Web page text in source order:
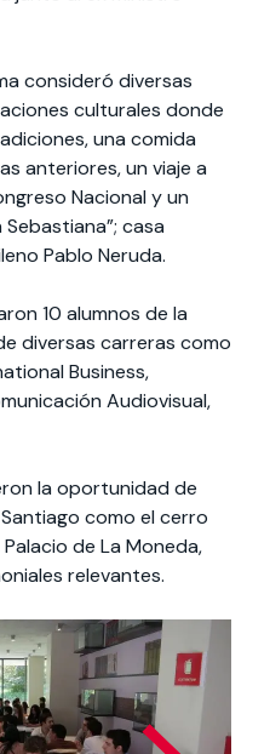
consideró diversas
culturales donde
una comida
anteriores, un viaje a
Nacional y un
casa
Pablo Neruda.
10 alumnos de la
diversas carreras como
Business,
Audiovisual,
la oportunidad de
como el cerro
de La Moneda,
relevantes.